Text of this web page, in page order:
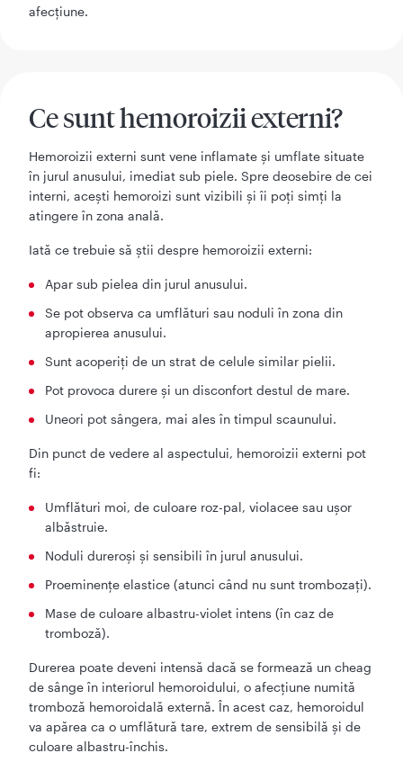
afecțiune.
Ce sunt hemoroizii externi?
Hemoroizii externi sunt vene inflamate și umflate situate
în jurul anusului, imediat sub piele. Spre deosebire de cei
interni, acești hemoroizi sunt vizibili și îi poți simți la
atingere în zona anală.
Iată ce trebuie să știi despre hemoroizii externi:
Apar sub pielea din jurul anusului.
Se pot observa ca umflături sau noduli în zona din
apropierea anusului.
Sunt acoperiți de un strat de celule similar pielii.
Pot provoca durere și un disconfort destul de mare.
Uneori pot sângera, mai ales în timpul scaunului.
Din punct de vedere al aspectului, hemoroizii externi pot
fi:
Umflături moi, de culoare roz-pal, violacee sau ușor
albăstruie.
Noduli dureroși și sensibili în jurul anusului.
Proeminențe elastice (atunci când nu sunt trombozați).
Mase de culoare albastru-violet intens (în caz de
tromboză).
Durerea poate deveni intensă dacă se formează un cheag
de sânge în interiorul hemoroidului, o afecțiune numită
tromboză hemoroidală externă. În acest caz, hemoroidul
va apărea ca o umflătură tare, extrem de sensibilă și de
culoare albastru-închis.